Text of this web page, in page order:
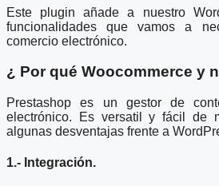
Este plugin añade a nuestro
funcionalidades que vamos a
comercio electrónico.
¿ Por qué Woocommerce y
Prestashop es un gestor de
electrónico. Es versatil y fácil de
algunas desventajas frente a
1.- Integración.